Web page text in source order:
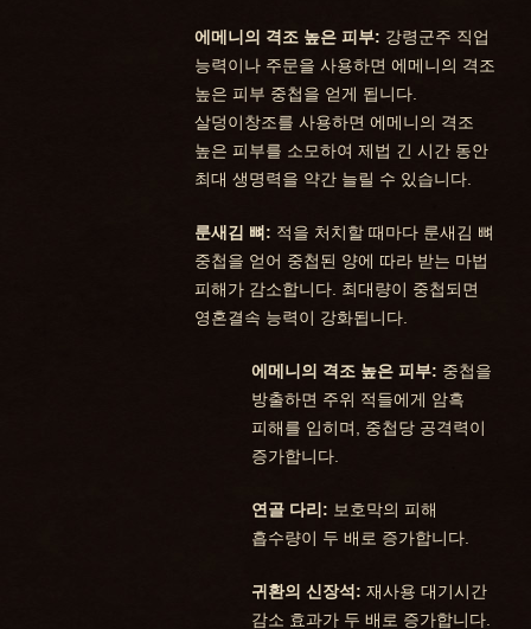
에메니의 격조 높은 피부: 강령군주 직업
능력이나 주문을 사용하면 에메니의 격조
높은 피부 중첩을 얻게 됩니다.
살덩이창조를 사용하면 에메니의 격조
높은 피부를 소모하여 제법 긴 시간 동안
최대 생명력을 약간 늘릴 수 있습니다.
룬새김 뼈: 적을 처치할 때마다 룬새김 뼈
중첩을 얻어 중첩된 양에 따라 받는 마법
피해가 감소합니다. 최대량이 중첩되면
영혼결속 능력이 강화됩니다.
에메니의 격조 높은 피부: 중첩을
방출하면 주위 적들에게 암흑
피해를 입히며, 중첩당 공격력이
증가합니다.
연골 다리: 보호막의 피해
흡수량이 두 배로 증가합니다.
귀환의 신장석: 재사용 대기시간
감소 효과가 두 배로 증가합니다.